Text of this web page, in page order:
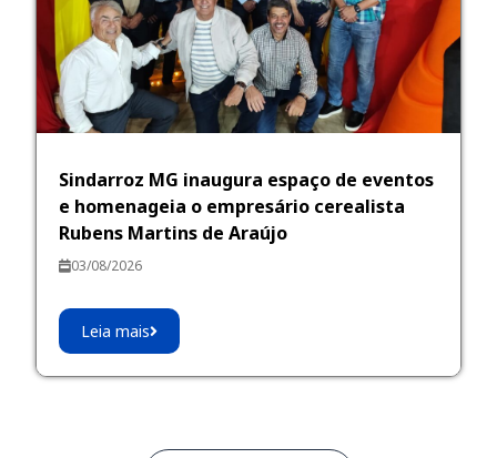
Sindarroz MG inaugura espaço de eventos
e homenageia o empresário cerealista
Rubens Martins de Araújo
03/08/2026
Leia mais